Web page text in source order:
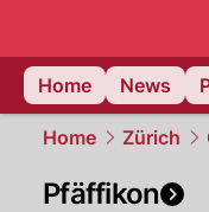
Home
News
Home Zürich
Pfäffikon